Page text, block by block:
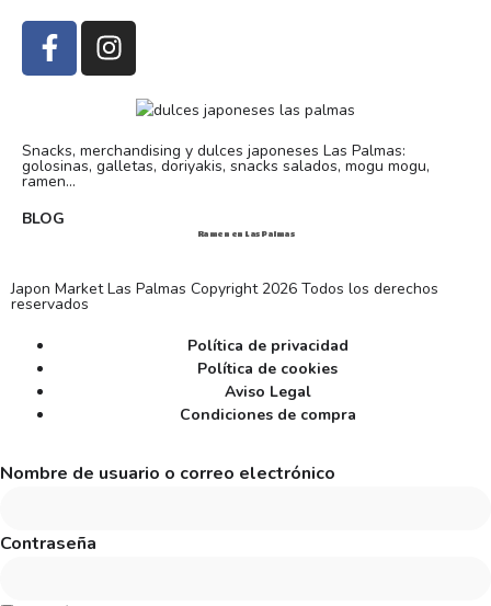
Snacks, merchandising y dulces japoneses Las Palmas:
golosinas, galletas, doriyakis, snacks salados, mogu mogu,
ramen...
BLOG
Ramen en Las Palmas
Japon Market Las Palmas Copyright 2026 Todos los derechos
reservados
Política de privacidad
Política de cookies
Aviso Legal
Condiciones de compra
Nombre de usuario o correo electrónico
Contraseña